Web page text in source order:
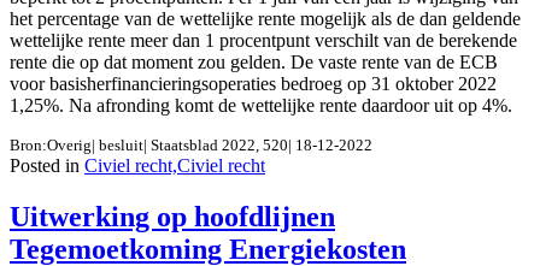
het percentage van de wettelijke rente mogelijk als de dan geldende
wettelijke rente meer dan 1 procentpunt verschilt van de berekende
rente die op dat moment zou gelden. De vaste rente van de ECB
voor basisherfinancieringsoperaties bedroeg op 31 oktober 2022
1,25%. Na afronding komt de wettelijke rente daardoor uit op 4%.
Bron:Overig| besluit| Staatsblad 2022, 520| 18-12-2022
Posted in Civiel recht,Civiel recht
Uitwerking op hoofdlijnen
Tegemoetkoming Energiekosten